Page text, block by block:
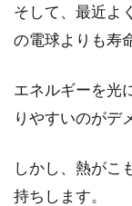
そして、最近よ
の電球よりも寿
エネルギーを光
りやすいのがデ
しかし、熱がこ
持ちします。